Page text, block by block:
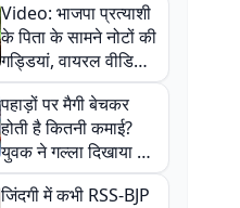
Video: भाजपा प्रत्याशी
के पिता के सामने नोटों की
गड्डियां, वायरल वीडियो
से राजनीति में उबाल,
अजित महतो बोले- TMC
की गंदी चाल
पहाड़ों पर मैगी बेचकर
होती है कितनी कमाई?
युवक ने गल्ला दिखाया तो
नौकरी वालों के खड़े हो गए
कान
जिंदगी में कभी RSS-BJP